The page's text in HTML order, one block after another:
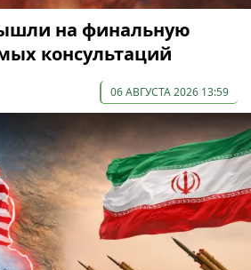
на финальную
консультаций
06 АВГУСТА 2026 13:59